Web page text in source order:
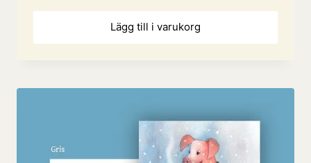
Lägg till i varukorg